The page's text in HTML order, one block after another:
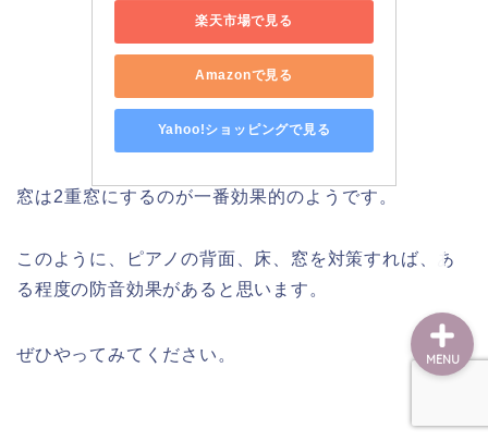
楽天市場で見る
Amazonで見る
Yahoo!ショッピングで見る
窓は2重窓にするのが一番効果的のようです。
このように、ピアノの背面、床、窓を対策すれば、あ
る程度の防音効果があると思います。
ぜひやってみてください。 MENU
調律・修理
調律予約